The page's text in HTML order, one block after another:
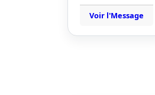
Voir l'Message